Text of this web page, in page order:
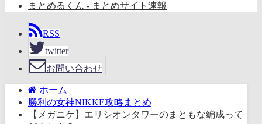
まとめるくん - まとめサイト速報
RSS
twitter
お問い合わせ
ホーム
勝利の女神NIKKE攻略まとめ
【メガニケ】エリシオンタワーのまともな編成って